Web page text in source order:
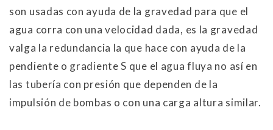
son usadas con ayuda de la gravedad para que el
agua corra con una velocidad dada, es la gravedad
valga la redundancia la que hace con ayuda de la
pendiente o gradiente S que el agua fluya no así en
las tubería con presión que dependen de la
impulsión de bombas o con una carga altura similar.